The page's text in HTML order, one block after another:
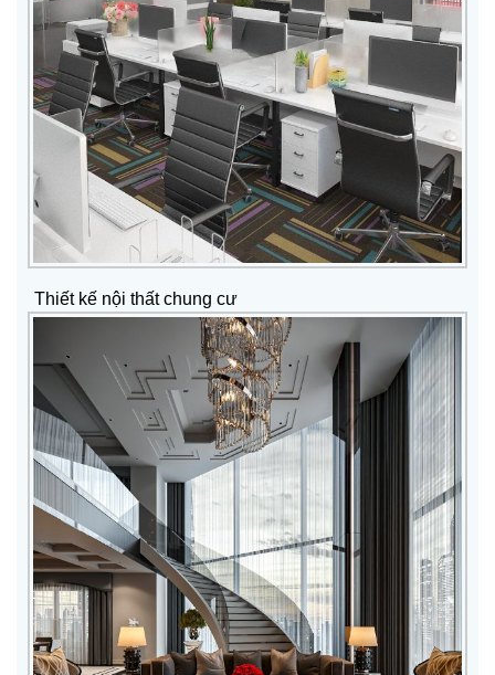
Thiết kế nội thất chung cư